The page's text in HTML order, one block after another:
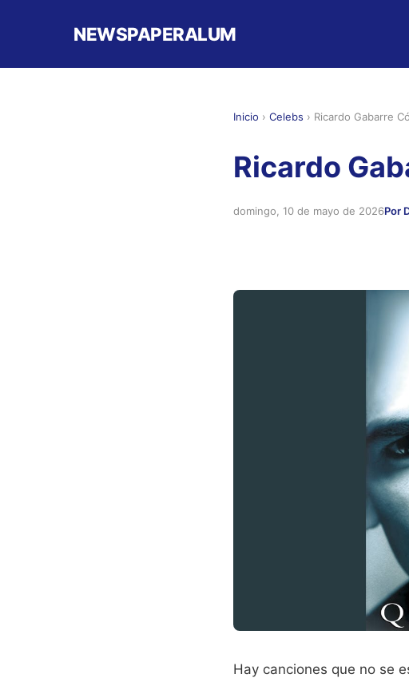
NEWSPAPERALUM
Inicio › Celebs › Ricardo Gabarre
Ricardo
domingo, 10 de mayo de 2026Por
Hay canciones que no se